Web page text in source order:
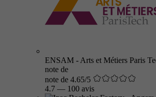
ENSAM - Arts et Métiers Paris
note de
note de 4.65/5
4.7 — 100 avis